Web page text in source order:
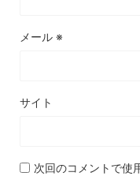
メール ※
サイト
次回のコメントで使